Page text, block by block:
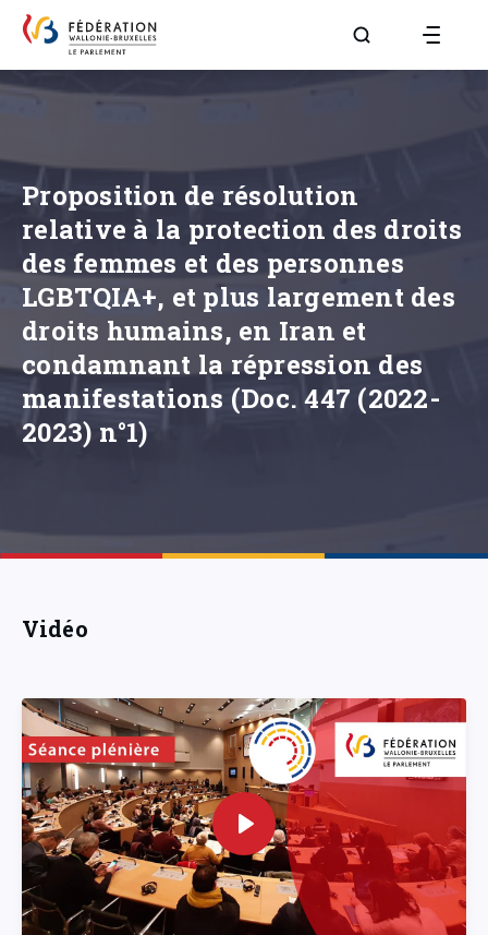
Aller à la page
Proposition de résolution
relative à la protection des droits
des femmes et des personnes
LGBTQIA+, et plus largement des
droits humains, en Iran et
condamnant la répression des
manifestations (Doc. 447 (2022-
2023) n°1)
Vidéo